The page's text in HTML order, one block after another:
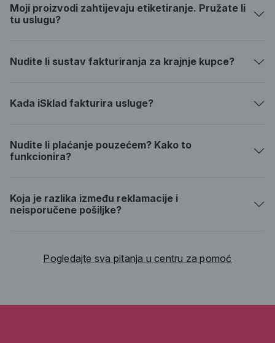
Moji proizvodi zahtijevaju etiketiranje. Pružate li
tu uslugu?
Nudite li sustav fakturiranja za krajnje kupce?
Kada iSklad fakturira usluge?
Nudite li plaćanje pouzećem? Kako to
funkcionira?
Koja je razlika između reklamacije i
neisporučene pošiljke?
Pogledajte sva pitanja u centru za pomoć